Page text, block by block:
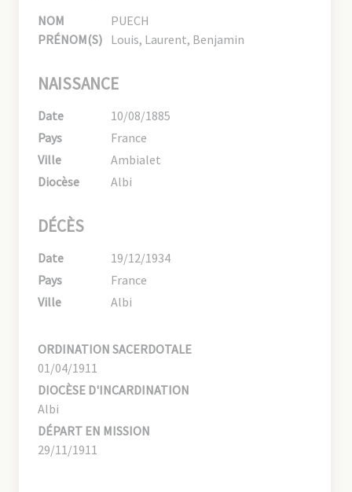
NOM
PUECH
PRÉNOM(S) Louis, Laurent, Benjamin
NAISSANCE
Date
10/08/1885
Pays
France
Ville
Ambialet
Diocèse
Albi
DÉCÈS
Date
19/12/1934
Pays
France
Ville
Albi
ORDINATION SACERDOTALE
01/04/1911
DIOCÈSE D'INCARDINATION
Albi
DÉPART EN MISSION
29/11/1911